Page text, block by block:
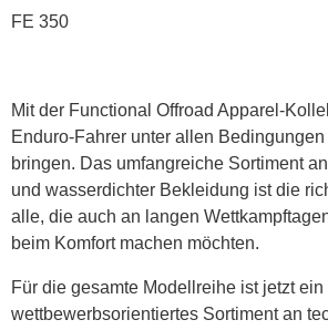
FE 350
Mit der Functional Offroad Apparel-
Enduro-Fahrer unter allen
bringen. Das umfangreiche Sortiment
und wasserdichter Bekleidung ist die
alle, die auch an langen
beim Komfort machen möchten.
Für die gesamte Modellreihe ist jetzt
wettbewerbsorientiertes Sortiment an